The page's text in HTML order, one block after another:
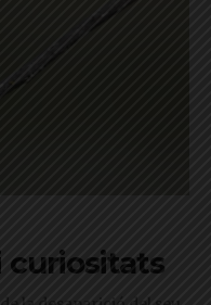
curiositats